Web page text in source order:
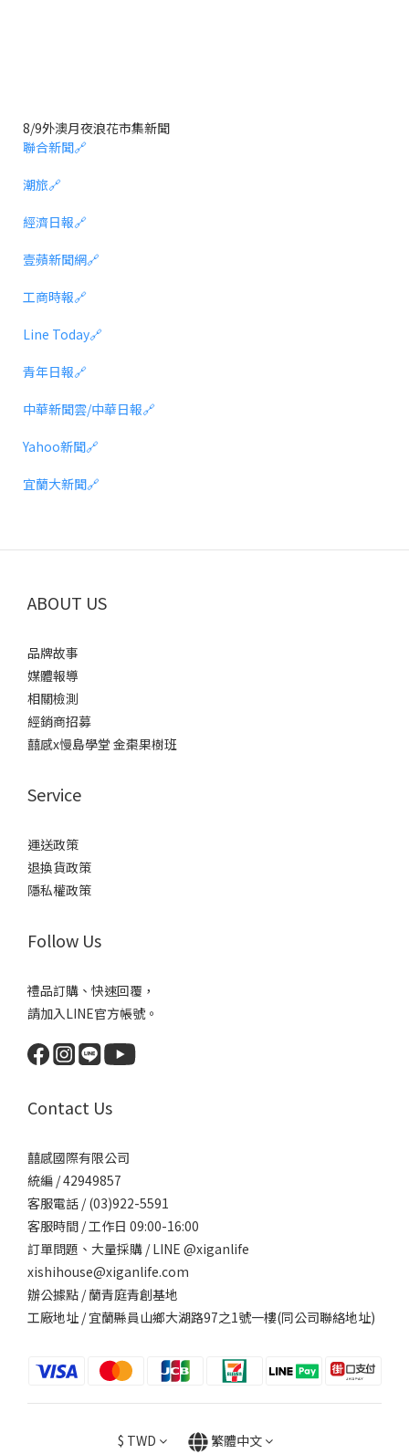
8/9外澳月夜浪花市集新聞
聯合新聞🔗
潮旅🔗
經濟日報🔗
壹蘋新聞網🔗
工商時報🔗
Line Today🔗
青年日報🔗
中華新聞雲/中華日報🔗
Yahoo新聞🔗
宜蘭大新聞🔗
ABOUT US
品牌故事
媒體報導
相關檢測
經銷商招募
囍感x慢島學堂 金棗果樹班
Service
運送政策
退換貨政策
隱私權政策
Follow Us
禮品訂購、快速回覆，
請加入LINE官方帳號。
Contact Us
囍感國際有限公司
統編 / 42949857
客服電話 / (03)922-5591
客服時間 / 工作日 09:00-16:00
訂單問題、大量採購 / LINE @xiganlife
xishihouse@xiganlife.com
辦公據點 / 蘭青庭青創基地
工廠地址 / 宜蘭縣員山鄉大湖路97之1號一樓(同公司聯絡地址)
$ TWD 繁體中文